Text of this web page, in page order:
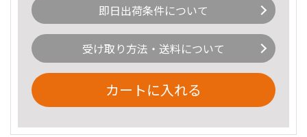
即日出荷条件について
受け取り方法・送料について
カートに入れる